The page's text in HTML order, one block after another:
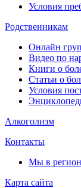
Условия
Родственникам
Онлайн
Видео по
Книги о
Статьи о
Условия
Алкоголизм
Контакты
Мы в
Карта сайта